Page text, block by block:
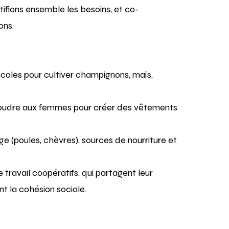
ensemble les besoins, et co-
pour cultiver champignons, maïs,
aux femmes pour créer des vêtements
(poules, chèvres), sources de nourriture et
travail coopératifs, qui partagent leur
la cohésion sociale.